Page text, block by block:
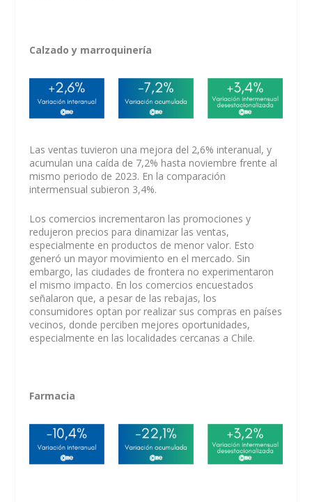
Calzado y marroquinería
Las ventas tuvieron una mejora del 2,6% interanual, y
acumulan una caída de 7,2% hasta noviembre frente al
mismo periodo de 2023. En la comparación
intermensual subieron 3,4%.
Los comercios incrementaron las promociones y
redujeron precios para dinamizar las ventas,
especialmente en productos de menor valor. Esto
generó un mayor movimiento en el mercado. Sin
embargo, las ciudades de frontera no experimentaron
el mismo impacto. En los comercios encuestados
señalaron que, a pesar de las rebajas, los
consumidores optan por realizar sus compras en países
vecinos, donde perciben mejores oportunidades,
especialmente en las localidades cercanas a Chile.
Farmacia